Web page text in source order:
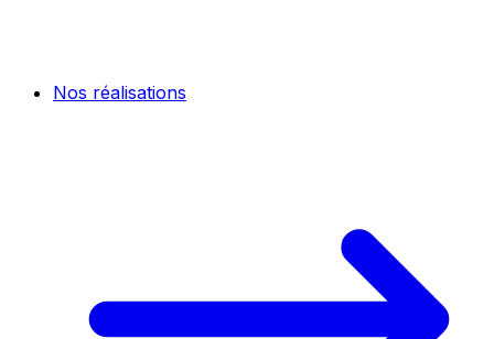
Nos réalisations